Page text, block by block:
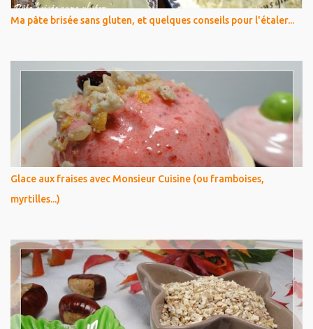
Ma pâte brisée sans gluten, et quelques conseils pour l'étaler...
Glace aux fraises avec Monsieur Cuisine (ou framboises,
myrtilles...)